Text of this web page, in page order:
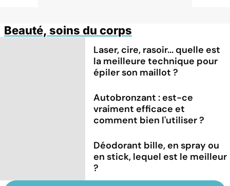
Beauté, soins du corps
Laser, cire, rasoir... quelle est
la meilleure technique pour
épiler son maillot ?
Autobronzant : est-ce
vraiment efficace et
comment bien l'utiliser ?
Déodorant bille, en spray ou
en stick, lequel est le meilleur
?